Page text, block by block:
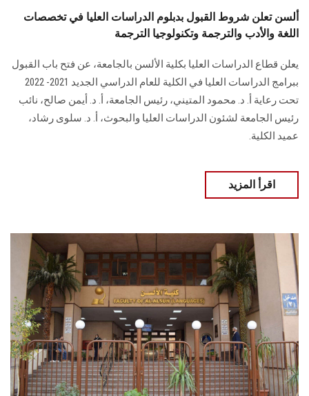
ألسن تعلن شروط القبول بدبلوم الدراسات العليا في تخصصات
اللغة والأدب والترجمة وتكنولوجيا الترجمة
يعلن قطاع الدراسات العليا بكلية الألسن بالجامعة، عن فتح باب القبول
ببرامج الدراسات العليا في الكلية للعام الدراسي الجديد 2021- 2022
تحت رعاية أ. د. محمود المتيني، رئيس الجامعة، أ. د. أيمن صالح، نائب
رئيس الجامعة لشئون الدراسات العليا والبحوث، أ. د. سلوى رشاد،
عميد الكلية.
اقرأ المزيد